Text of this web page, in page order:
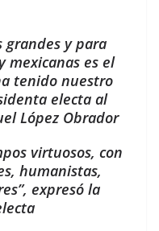
grandes y para
mexicanas es el
tenido nuestro
electa al
López Obrador
virtuosos, con
humanistas,
expresó la